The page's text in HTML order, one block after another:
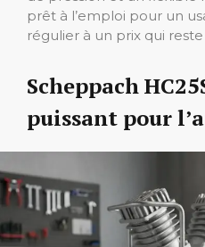
prêt à l’emploi pour un
régulier à un prix qui
Scheppach
puissant pour